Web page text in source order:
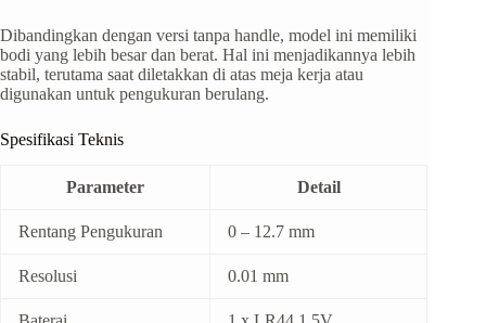
Dibandingkan dengan versi tanpa handle, model ini memiliki
bodi yang lebih besar dan berat. Hal ini menjadikannya lebih
stabil, terutama saat diletakkan di atas meja kerja atau
digunakan untuk pengukuran berulang.
Spesifikasi Teknis
Parameter Detail
Rentang Pengukuran 0 – 12.7 mm
Resolusi 0.01 mm